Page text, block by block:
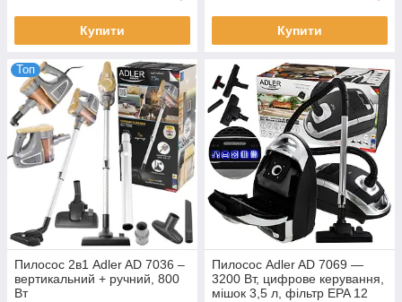
Купити Купити
Топ
Пилосос 2в1 Adler AD 7036 –
вертикальний + ручний, 800
Вт
Пилосос Adler AD 7069 —
3200 Вт, цифрове керування,
мішок 3,5 л, фільтр EPA 12